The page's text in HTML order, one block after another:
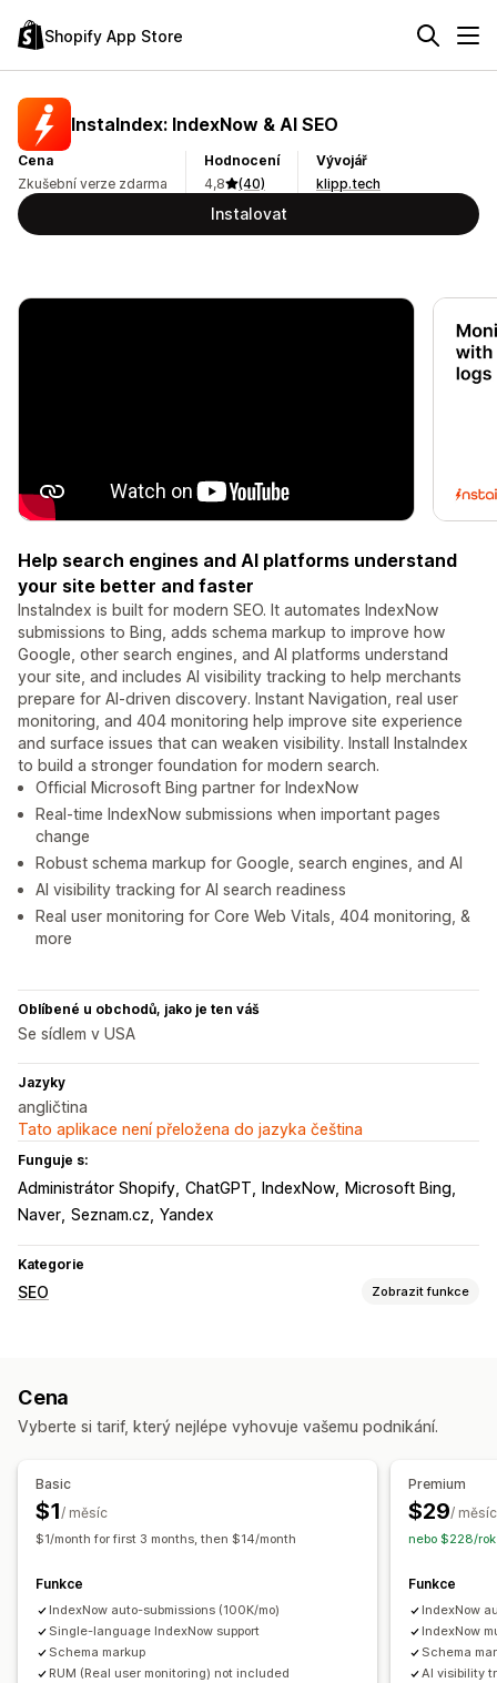
Shopify App Store
InstaIndex: IndexNow & AI SEO
Cena
Zkušební verze zdarma
Hodnocení
4,8
(40)
Vývojář
klipp.tech
Instalovat
Help search engines and AI platforms understand
your site better and faster
InstaIndex is built for modern SEO. It automates IndexNow
submissions to Bing, adds schema markup to improve how
Google, other search engines, and AI platforms understand
your site, and includes AI visibility tracking to help merchants
prepare for AI-driven discovery. Instant Navigation, real user
monitoring, and 404 monitoring help improve site experience
and surface issues that can weaken visibility. Install InstaIndex
to build a stronger foundation for modern search.
Official Microsoft Bing partner for IndexNow
Real-time IndexNow submissions when important pages
change
Robust schema markup for Google, search engines, and AI
AI visibility tracking for AI search readiness
Real user monitoring for Core Web Vitals, 404 monitoring, &
more
Oblíbené u obchodů, jako je ten váš
Se sídlem v USA
Jazyky
angličtina
Tato aplikace není přeložena do jazyka čeština
Funguje s:
Administrátor Shopify ChatGPT IndexNow
Microsoft Bing
Naver Seznam.cz Yandex
Kategorie
SEO Zobrazit funkce
Strukturovaná data
Optimalizace rychlosti Automatizace
Audity
Analýza rychlosti
Sledování
Cena
Vyberte si tarif, který nejlépe vyhovuje vašemu podnikání.
Basic
$1/ měsíc
$1/month for first 3 months, then $14/month
Funkce
IndexNow auto-submissions (100K/mo)
Single-language IndexNow support
Schema markup
RUM (Real user monitoring) not included
Premium
$29/ měsíc
nebo $228/
Funkce
IndexNow
IndexNow
Schema
AI visibility